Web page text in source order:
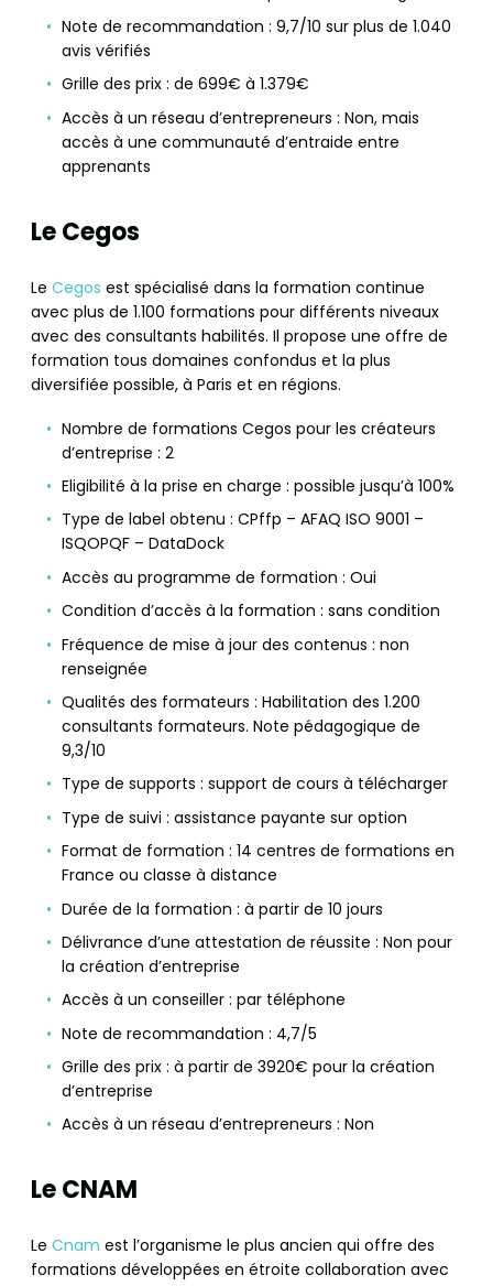
Note de recommandation : 9,7/10 sur plus de 1.040
avis vérifiés
Grille des prix : de 699€ à 1.379€
Accès à un réseau d’entrepreneurs : Non, mais
accès à une communauté d’entraide entre
apprenants
Le Cegos
Le Cegos est spécialisé dans la formation continue
avec plus de 1.100 formations pour différents niveaux
avec des consultants habilités. Il propose une offre de
formation tous domaines confondus et la plus
diversifiée possible, à Paris et en régions.
Nombre de formations Cegos pour les créateurs
d’entreprise : 2
Eligibilité à la prise en charge : possible jusqu’à 100%
Type de label obtenu : CPffp – AFAQ ISO 9001 –
ISQOPQF – DataDock
Accès au programme de formation : Oui
Condition d’accès à la formation : sans condition
Fréquence de mise à jour des contenus : non
renseignée
Qualités des formateurs : Habilitation des 1.200
consultants formateurs. Note pédagogique de
9,3/10
Type de supports : support de cours à télécharger
Type de suivi : assistance payante sur option
Format de formation : 14 centres de formations en
France ou classe à distance
Durée de la formation : à partir de 10 jours
Délivrance d’une attestation de réussite : Non pour
la création d’entreprise
Accès à un conseiller : par téléphone
Note de recommandation : 4,7/5
Grille des prix : à partir de 3920€ pour la création
d’entreprise
Accès à un réseau d’entrepreneurs : Non
Le CNAM
Le Cnam est l’organisme le plus ancien qui offre des
formations développées en étroite collaboration avec